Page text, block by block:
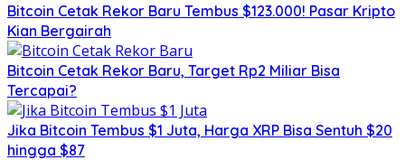
Bitcoin Cetak Rekor Baru Tembus $123.000! Pasar Kripto
Kian Bergairah
Bitcoin Cetak Rekor Baru, Target Rp2 Miliar Bisa
Tercapai?
Jika Bitcoin Tembus $1 Juta, Harga XRP Bisa Sentuh $20
hingga $87